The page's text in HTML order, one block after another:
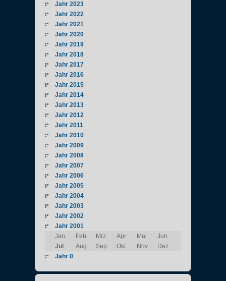
Jahr 2023
Jahr 2022
Jahr 2021
Jahr 2020
Jahr 2019
Jahr 2018
Jahr 2017
Jahr 2016
Jahr 2015
Jahr 2014
Jahr 2013
Jahr 2012
Jahr 2011
Jahr 2010
Jahr 2009
Jahr 2008
Jahr 2007
Jahr 2006
Jahr 2005
Jahr 2004
Jahr 2003
Jahr 2002
Jahr 2001
Jan
Feb Mrz Apr Mai
Jun
Jul
Aug Sep Okt Nov
Dez
Jahr 0